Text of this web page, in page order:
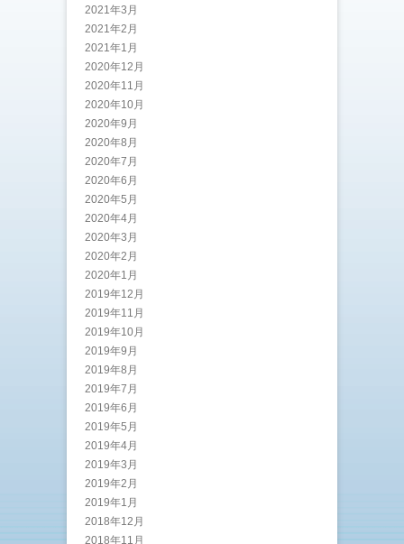
2021年3月
2021年2月
2021年1月
2020年12月
2020年11月
2020年10月
2020年9月
2020年8月
2020年7月
2020年6月
2020年5月
2020年4月
2020年3月
2020年2月
2020年1月
2019年12月
2019年11月
2019年10月
2019年9月
2019年8月
2019年7月
2019年6月
2019年5月
2019年4月
2019年3月
2019年2月
2019年1月
2018年12月
2018年11月